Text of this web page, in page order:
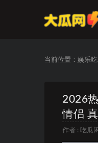
当前位置： 娱乐
2026
情侣
作者 : 吃瓜